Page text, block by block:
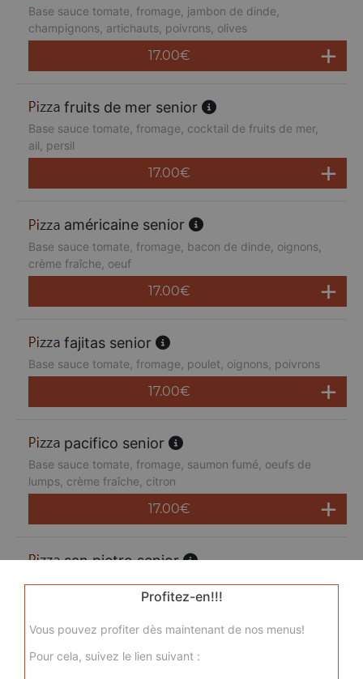
Base sauce tomate, fromage, jambon de dinde,
champignons, artichauts, poivrons, olives
17.00€
fruits de mer senior
Base sauce tomate, fromage, cocktail de fruits de mer,
ail, persil
17.00€
américaine senior
Base sauce tomate, fromage, bacon de dinde, oignons,
crème fraîche, oeuf
17.00€
fajitas senior
Base sauce tomate, fromage, poulet, oignons, poivrons
17.00€
pacifico senior
Base sauce tomate, fromage, saumon fumé, oeufs de
lumps, crème fraîche, citron
17.00€
san pietro senior
Base sauce tomate, fromage, chorizo, jambon de dinde,
merguez, champignons
17.00€
Profitez-en!!!
Vous pouvez profiter dès maintenant de nos menus!
Pour cela, suivez le lien suivant :